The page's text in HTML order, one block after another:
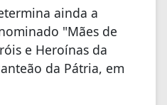
ainda a
"Mães de
e Heroínas da
da Pátria, em